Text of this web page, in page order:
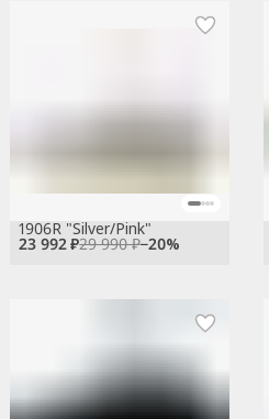
23 992 ₽29 990 ₽−20%
1906R "Silver/Pink"